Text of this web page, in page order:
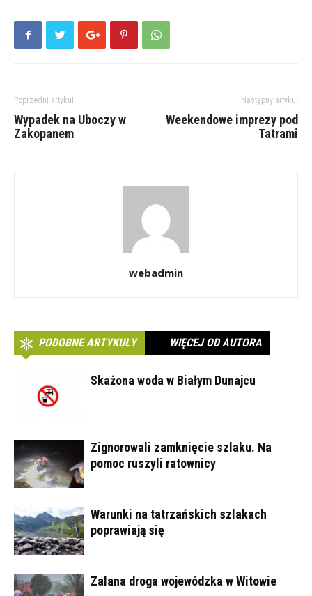
Poprzedni artykuł
Wypadek na Uboczy w
Zakopanem
Następny artykuł
Weekendowe imprezy pod
Tatrami
webadmin
PODOBNE ARTYKUŁY WIĘCEJ OD AUTORA
Skażona woda w Białym Dunajcu
Zignorowali zamknięcie szlaku. Na
pomoc ruszyli ratownicy
Warunki na tatrzańskich szlakach
poprawiają się
Zalana droga wojewódzka w Witowie